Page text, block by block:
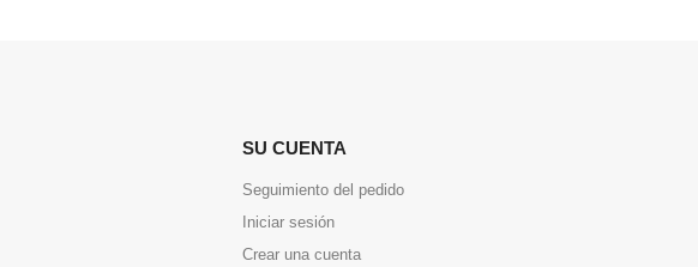
SU CUENTA
Seguimiento del pedido
Iniciar sesión
Crear una cuenta